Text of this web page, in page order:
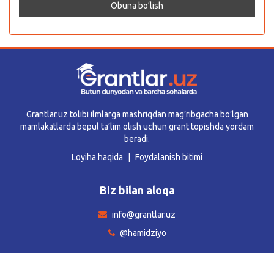
Grantlar.uz tolibi ilmlarga mashriqdan mag’ribgacha bo’lgan
mamlakatlarda bepul ta’lim olish uchun grant topishda yordam
beradi.
Loyiha haqida
Foydalanish bitimi
Biz bilan aloqa
info@grantlar.uz
@hamidziyo